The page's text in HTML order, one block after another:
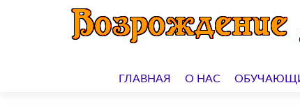
кГЛАВНАЯ О НАС